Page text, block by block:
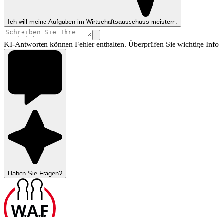
Ich will meine Aufgaben im Wirtschaftsausschuss meistern.
KI-Antworten können Fehler enthalten. Überprüfen Sie wichtige
Haben Sie Fragen?